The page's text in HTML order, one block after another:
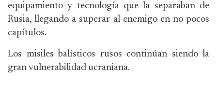
equipamiento y tecnología que la separaban de
Rusia, llegando a superar al enemigo en no pocos
capítulos.
Los misiles balísticos rusos continúan siendo la
gran vulnerabilidad ucraniana.